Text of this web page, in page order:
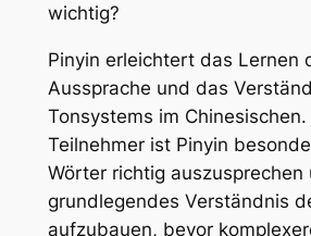
wichtig?
Pinyin erleichtert das Lernen
Aussprache und das
Tonsystems im Chinesischen.
Teilnehmer ist Pinyin
Wörter richtig auszusprechen
grundlegendes Verständnis
aufzubauen, bevor